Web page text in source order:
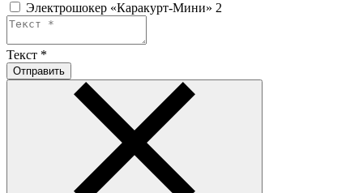
Электрошокер «Каракурт-Мини» 2
Текст *
Отправить